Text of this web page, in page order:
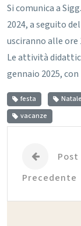
Si comunica a
2024, a seguito
usciranno alle ore
Le attività
gennaio 2025,
festa Natale
vacanze
Post
Precedente